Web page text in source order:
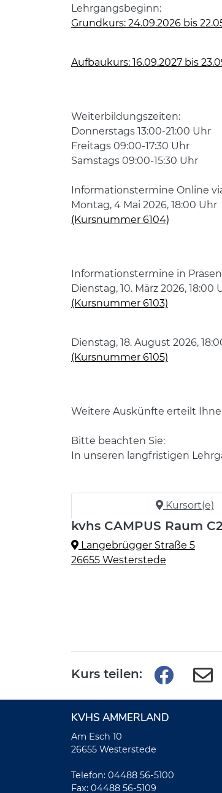
Lehrgangsbeginn:
Grundkurs: 24.09.2026 bis
Aufbaukurs: 16.09.2027 bis
Weiterbildungszeiten:
Donnerstags 13:00-21:00 Uhr
Freitags 09:00-17:30 Uhr
Samstags 09:00-15:30 Uhr
Informationstermine Online
Montag, 4 Mai 2026, 18:00 Uhr
(Kursnummer 6104)
Informationstermine in
Dienstag, 10. März 2026, 18:00
(Kursnummer 6103)
Dienstag, 18. August 2026,
(Kursnummer 6105)
Weitere Auskünfte erteilt
Bitte beachten Sie:
In unseren langfristigen
Kursort(e)
kvhs CAMPUS Raum
Langebrügger Straße 5
26655 Westerstede
Kurs teilen:
KVHS AMMERLAND
Am Esch 10
26655 Westerstede
Telefon: 04488 56-5100
Fax: 04488 56-5109